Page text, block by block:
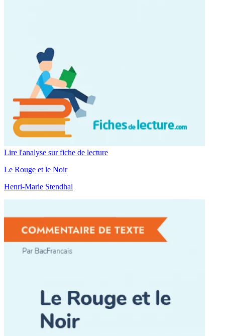
Lire l'analyse sur fiche de lecture
Le Rouge et le Noir
Henri-Marie Stendhal